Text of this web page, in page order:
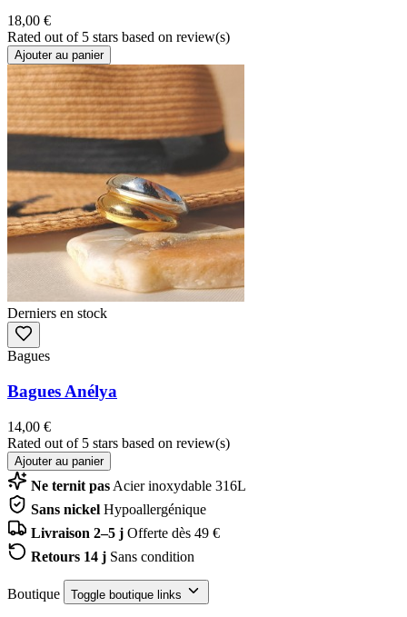
18,00 €
Rated out of 5 stars based on review(s)
Ajouter au panier
Derniers en stock
Bagues
Bagues Anélya
14,00 €
Rated out of 5 stars based on review(s)
Ajouter au panier
Ne ternit pas Acier inoxydable 316L
Sans nickel Hypoallergénique
Livraison 2–5 j Offerte dès 49 €
Retours 14 j Sans condition
Boutique Toggle boutique links